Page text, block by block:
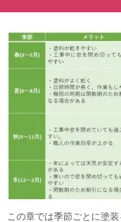
この章では季節ごとに塗